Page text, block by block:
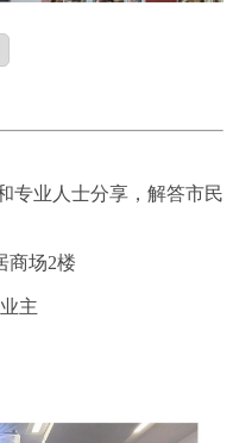
专业人士分享，解答市民
商场2楼
主